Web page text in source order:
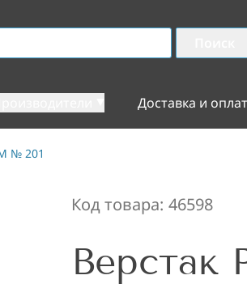
Доставка и
№ 201
Код товара: 46598
Верстак